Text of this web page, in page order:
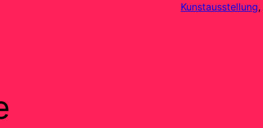
Kunstausstellung,